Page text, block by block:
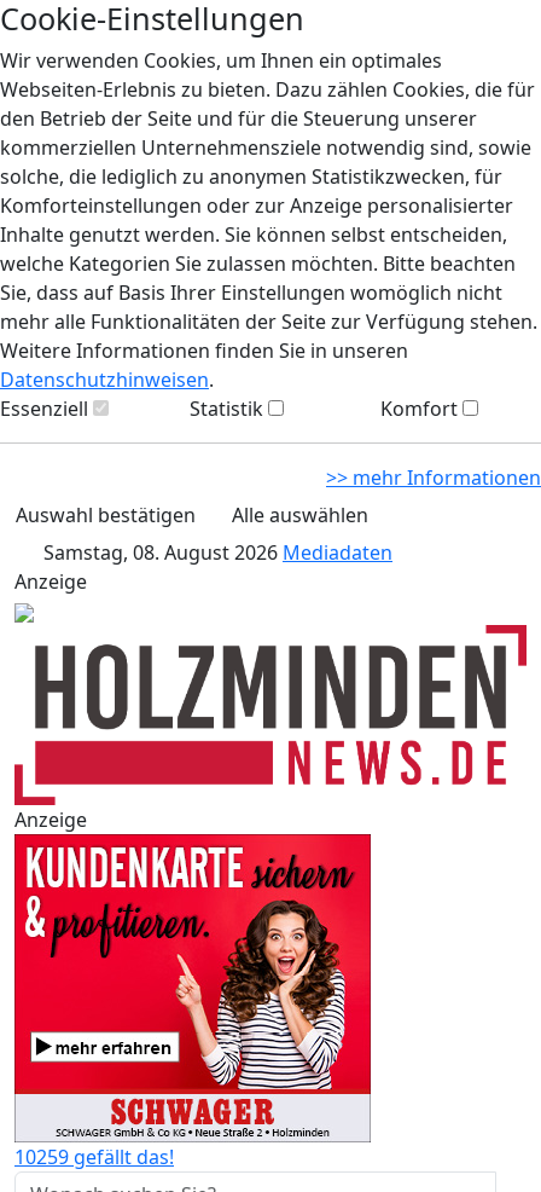
Cookie-Einstellungen
Wir verwenden Cookies, um Ihnen ein optimales
Webseiten-Erlebnis zu bieten. Dazu zählen Cookies, die für
den Betrieb der Seite und für die Steuerung unserer
kommerziellen Unternehmensziele notwendig sind, sowie
solche, die lediglich zu anonymen Statistikzwecken, für
Komforteinstellungen oder zur Anzeige personalisierter
Inhalte genutzt werden. Sie können selbst entscheiden,
welche Kategorien Sie zulassen möchten. Bitte beachten
Sie, dass auf Basis Ihrer Einstellungen womöglich nicht
mehr alle Funktionalitäten der Seite zur Verfügung stehen.
Weitere Informationen finden Sie in unseren
Datenschutzhinweisen.
Essenziell
Statistik Komfort
>> mehr Informationen
Auswahl bestätigen
Alle auswählen
Samstag, 08. August 2026 Mediadaten
Anzeige
Anzeige
10259 gefällt das!